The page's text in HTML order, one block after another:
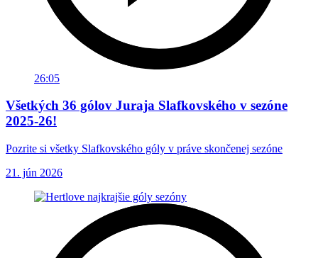
26:05
Všetkých 36 gólov Juraja Slafkovského v sezóne
2025-26!
Pozrite si všetky Slafkovského góly v práve skončenej sezóne
21. jún 2026